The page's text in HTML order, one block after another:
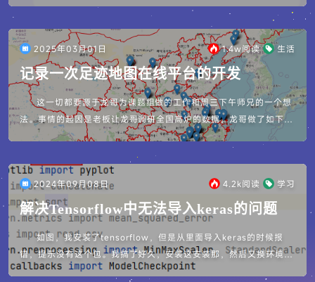
2025年03月01日 1.4w阅读 生活
记录一次足迹地图在线平台的开发
这一切都要源于龙哥为课题组做的工作和周三下午师兄的一个想
法。事情的起因是老板让龙哥调研全国高炉的数据，龙哥做了如下ht
ml网页。然后师兄觉得这个很好，提出了旅行相册的想法并用pytho
2024年09月08日 4.2k阅读 学习
解决Tensorflow中无法导入keras的问题
如图，我安装了tensorflow，但是从里面导入keras的时候报
错，提示没有这个包。我搞了好久，安装这安装那，然后又换环境，
最后发现问题出现原因是在tensorflow与keras之间多了一...